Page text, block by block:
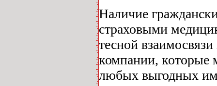
Наличие
страховыми
тесной
компании, которые
любых выгодных им